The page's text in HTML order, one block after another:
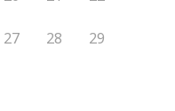
27 28 29